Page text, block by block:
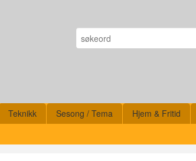
Teknikk Sesong / Tema Hjem & Fritid